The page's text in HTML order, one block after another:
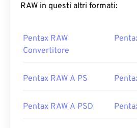
RAW in questi altri formati:
Pentax RAW
Convertitore
Pentax RAW A PS
Pentax RAW A PSD